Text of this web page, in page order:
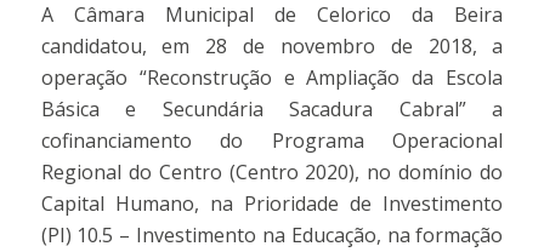
A Câmara Municipal de Celorico da Beira
candidatou, em 28 de novembro de 2018, a
operação “Reconstrução e Ampliação da Escola
Básica e Secundária Sacadura Cabral” a
cofinanciamento do Programa Operacional
Regional do Centro (Centro 2020), no domínio do
Capital Humano, na Prioridade de Investimento
(PI) 10.5 – Investimento na Educação, na formação